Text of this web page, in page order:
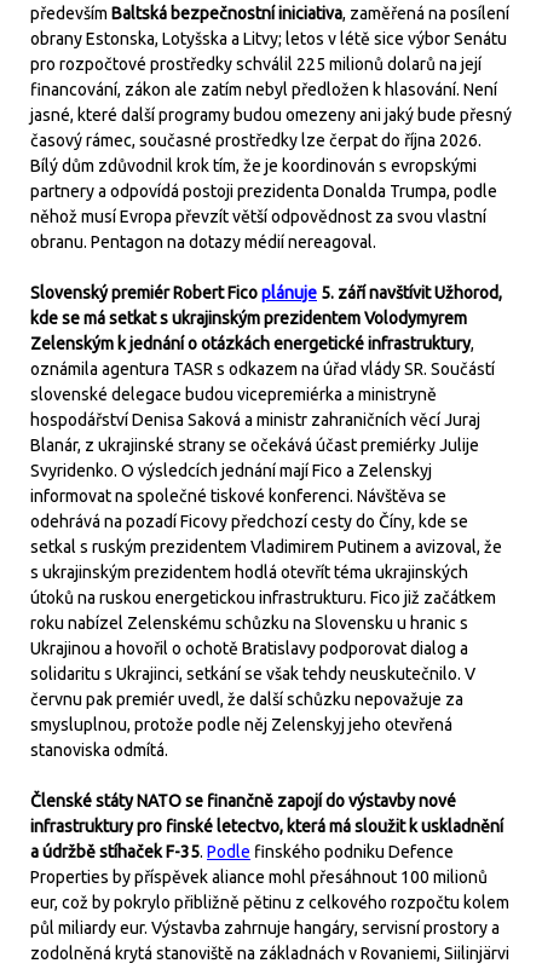
především Baltská bezpečnostní iniciativa, zaměřená na posílení
obrany Estonska, Lotyšska a Litvy; letos v létě sice výbor Senátu
pro rozpočtové prostředky schválil 225 milionů dolarů na její
financování, zákon ale zatím nebyl předložen k hlasování. Není
jasné, které další programy budou omezeny ani jaký bude přesný
časový rámec, současné prostředky lze čerpat do října 2026.
Bílý dům zdůvodnil krok tím, že je koordinován s evropskými
partnery a odpovídá postoji prezidenta Donalda Trumpa, podle
něhož musí Evropa převzít větší odpovědnost za svou vlastní
obranu. Pentagon na dotazy médií nereagoval.
Slovenský premiér Robert Ficoplánuje 5. září navštívit Užhorod,
kde se má setkat s ukrajinským prezidentem Volodymyrem
Zelenským k jednání o otázkách energetické infrastruktury,
oznámila agentura TASR s odkazem na úřad vlády SR. Součástí
slovenské delegace budou vicepremiérka a ministryně
hospodářství Denisa Saková a ministr zahraničních věcí Juraj
Blanár, z ukrajinské strany se očekává účast premiérky Julije
Svyridenko. O výsledcích jednání mají Fico a Zelenskyj
informovat na společné tiskové konferenci. Návštěva se
odehrává na pozadí Ficovy předchozí cesty do Číny, kde se
setkal s ruským prezidentem Vladimirem Putinem a avizoval, že
s ukrajinským prezidentem hodlá otevřít téma ukrajinských
útoků na ruskou energetickou infrastrukturu. Fico již začátkem
roku nabízel Zelenskému schůzku na Slovensku u hranic s
Ukrajinou a hovořil o ochotě Bratislavy podporovat dialog a
solidaritu s Ukrajinci, setkání se však tehdy neuskutečnilo. V
červnu pak premiér uvedl, že další schůzku nepovažuje za
smysluplnou, protože podle něj Zelenskyj jeho otevřená
stanoviska odmítá.
Členské státy NATO se finančně zapojí do výstavby nové
infrastruktury pro finské letectvo, která má sloužit k uskladnění
a údržbě stíhaček F-35. Podle finského podniku Defence
Properties by příspěvek aliance mohl přesáhnout 100 milionů
eur, což by pokrylo přibližně pětinu z celkového rozpočtu kolem
půl miliardy eur. Výstavba zahrnuje hangáry, servisní prostory a
zodolněná krytá stanoviště na základnách v Rovaniemi, Siilinjärvi